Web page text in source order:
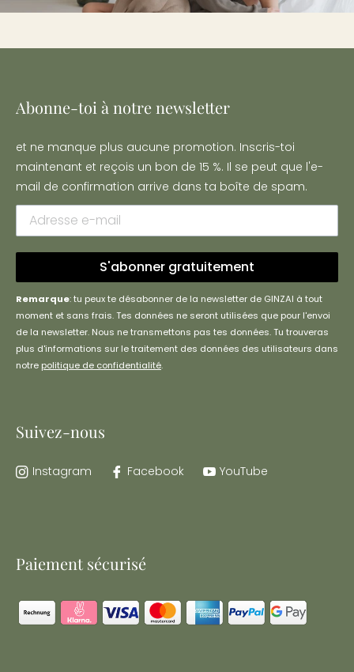
Abonne-toi à notre newsletter
et ne manque plus aucune promotion. Inscris-toi
maintenant et reçois un bon de 15 %. Il se peut que l'e-
mail de confirmation arrive dans ta boîte de spam.
S'abonner gratuitement
Remarque: tu peux te désabonner de la newsletter de GINZAI à tout
moment et sans frais. Tes données ne seront utilisées que pour l'envoi
de la newsletter. Nous ne transmettons pas tes données. Tu trouveras
plus d'informations sur le traitement des données des utilisateurs dans
notre politique de confidentialité.
Suivez-nous
Instagram Facebook YouTube
Paiement sécurisé